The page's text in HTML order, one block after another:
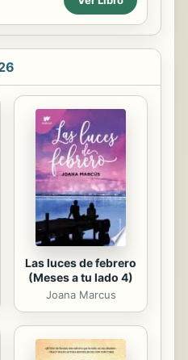
enero-abril de
de la Dirección
Correos y Oficinas de su
julio de 1904.
Las luces de febrero
(Meses a tu lado 4)
Joana Marcus